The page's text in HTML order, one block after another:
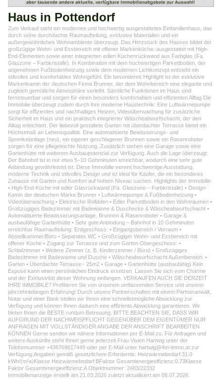
Haus in Pottendorf
Zum Verkauf steht ein modernes und hochwertig ausgestattetes Einfamilienhaus, das
durch seine durchdachte Raumaufteilung, exklusive Materialien und ein
außergewöhnliches Wohnambiente überzeugt. Das Herzstück des Hauses bildet der
großzügige Wohn- und Essbereich mit offener Markenküche, ausgestattet mit High-
End-Elementen sowie einer integrierten edlen Küchenrückwand aus Farbglas (Fa.
Glaszone – Farbkristalle). In Kombination mit dem hochwertigen Parkettboden, der
angenehmen Fußbodenheizung sowie dem modernen Lichtkonzept entsteht ein
stilvolles und komfortables Wohngefühl. Ein besonderes Highlight ist der exklusive
Markenkamin der deutschen Firma Brunner, der dem Wohnbereich eine elegante und
zugleich gemütliche Atmosphäre verleiht. Sämtliche Funktionen im Haus sind
fernsteuerbar und sorgen für einen besonders komfortablen und effizienten Alltag Die
Immobilie überzeugt zudem durch ihre moderne Haustechnik: Eine Luftwärmepumpe
sorgt für effizientes und nachhaltiges Heizen, Videoüberwachung für zusätzliche
Sicherheit im Haus und ein praktisch integrierter Wäscheabwurfschacht, der den
Alltag erleichtert. Der liebevoll gestaltete Garten mit überdachter Terrasse bietet ein
Höchstmaß an Lebensqualität. Eine automatisierte Bewässerungs- und
Sprenkelanlage (neu), ein eigener geschlagener Brunnen sowie ein Rasenroboter
sorgen für eine pflegeleichte Nutzung. Zusätzlich stehen eine Garage sowie eine
Gartenhütte mit weiterem Ausbaupotenzial zur Verfügung. Auch die Lage überzeugt:
Der Bahnhof ist in nur etwa 5–10 Gehminuten erreichbar, wodurch eine sehr gute
Anbindung gewährleistet ist. Diese Immobilie vereint hochwertige Ausstattung,
moderne Technik und stilvolles Design und ist ideal für Käufer, die ein besonderes
Zuhause mit Garten und Komfort auf hohem Niveau suchen. Highlights der Immobilie:
• High-End-Küche mit edler Glasrückwand (Fa. Glaszone – Farbkristalle) • Design-
Kamin der deutschen Marke Brunner • Luftwärmepumpe & Fußbodenheizung •
Videoüberwachung • Elektrische Rolläden • Edler Parkettboden in den Wohnräumen •
Großzügiges Badezimmer mit Badewanne & Duschecke & Wäscheabwurfschacht •
Automatisierte Bewässerungsanlage, Brunnen & Rasenroboter • Garage &
ausbaufähige Gartenhütte • Sehr gute Anbindung – Bahnhof in 10 Gehminuten
erreichbar Raumaufteilung: Erdgeschoss: • Eingangsbereich / Vorraum •
Abstellkammer/Büro • Separates WC • Großzügiger Wohn- und Essbereich mit
offener Küche • Zugang zur Terrasse und zum Garten Obergeschoss: •
Schlafzimmer • Weitere Zimmer (z. B. Kinderzimmer / Büro) • Großzügiges
Badezimmer mit Badewanne und Dusche • Wäscheabwurfschacht Außenbereich: •
Garten • Überdachte Terrasse - 25m2 • Garage • Gartenhütte (ausbaufähig) Kein
Exposé kann einen persönlichen Eindruck ersetzen. Lassen Sie sich vom Charme
und der Exklusivität dieser Wohnung einfangen. VERKAUFEN AUCH SIE DERZEIT
IHRE IMMOBILE? Profitieren Sie von unserem umfassenden Service und unserer
jahrzehntelangen Erfahrung! Durch unsere Partnerschaften mit einem Partneranwalt,
Notar und einer Bank stellen wir Ihnen eine schnellstmögliche Abwicklung zur
Verfügung und können Ihnen dadurch eine effiziente Abwicklung garantieren. Wir
bieten Ihnen die BESTE rundum Betreuung. BITTE BEACHTEN SIE, DASS WIR
AUFGRUND DER NACHWEISPFLICHT GEGENÜBER DEM EIGENTÜMER NUR
ANFRAGEN MIT VOLLSTÄNDIGER ANGABE DER ANSCHRIFT BEARBEITEN
KÖNNEN Gerne senden wir nähere Informationen per E-Mail zu. Für Anfragen und
weitere Auskünfte steht Ihnen gerne jederzeit Frau Vivien Hartwig unter der
Telefonnummer +436769617449 oder per E-Mail unter hartwig@4m-immo.at zur
Verfügung.Angaben gemäß gesetzlichem Erfordernis: Heizwärmebedarf:31.0
kWh/(m²a)Klasse Heizwärmebedarf:BFaktor Gesamtenergieeffizienz:0.73Klasse
Faktor Gesamtenergieeffizienz:A Objektnummer: 2483/22332
Immobilienanzeige erstellt am 21.03.2026 zuletzt aktualisiert am 08.07.2026.